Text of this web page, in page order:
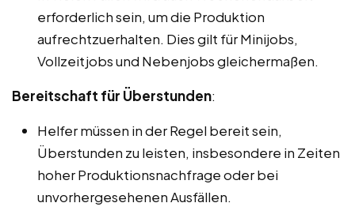
erforderlich sein, um die Produktion
aufrechtzuerhalten. Dies gilt für Minijobs,
Vollzeitjobs und Nebenjobs gleichermaßen.
Bereitschaft für Überstunden:
Helfer müssen in der Regel bereit sein,
Überstunden zu leisten, insbesondere in Zeiten
hoher Produktionsnachfrage oder bei
unvorhergesehenen Ausfällen.